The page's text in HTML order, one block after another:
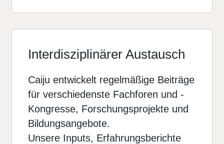
Interdisziplinärer Austausch
Caiju entwickelt regelmäßige Beiträge
für verschiedenste Fachforen und -
Kongresse, Forschungsprojekte und
Bildungsangebote.
Unsere Inputs, Erfahrungsberichte